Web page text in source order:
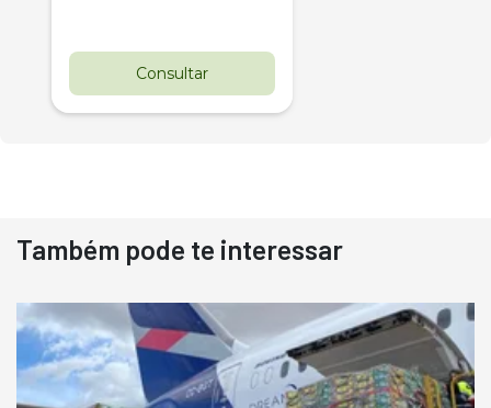
Consultar
Destaque
Usado
Pá Carregadeira Cat 966
Ano 1987
Londrina
Também pode te interessar